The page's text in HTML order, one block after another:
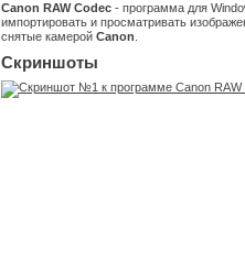
Canon RAW Codec- программа для
импортировать и просматривать
снятые камерой Canon
Скриншоты